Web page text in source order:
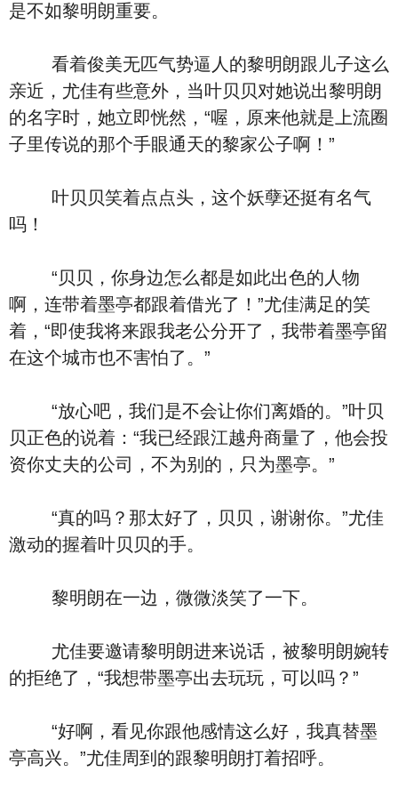
是不如黎明朗重要。
看着俊美无匹气势逼人的黎明朗跟儿子这么
亲近，尤佳有些意外，当叶贝贝对她说出黎明朗
的名字时，她立即恍然，“喔，原来他就是上流圈
子里传说的那个手眼通天的黎家公子啊！”
叶贝贝笑着点点头，这个妖孽还挺有名气
吗！
“贝贝，你身边怎么都是如此出色的人物
啊，连带着墨亭都跟着借光了！”尤佳满足的笑
着，“即使我将来跟我老公分开了，我带着墨亭留
在这个城市也不害怕了。”
“放心吧，我们是不会让你们离婚的。”叶贝
贝正色的说着：“我已经跟江越舟商量了，他会投
资你丈夫的公司，不为别的，只为墨亭。”
“真的吗？那太好了，贝贝，谢谢你。”尤佳
激动的握着叶贝贝的手。
黎明朗在一边，微微淡笑了一下。
尤佳要邀请黎明朗进来说话，被黎明朗婉转
的拒绝了，“我想带墨亭出去玩玩，可以吗？”
“好啊，看见你跟他感情这么好，我真替墨
亭高兴。”尤佳周到的跟黎明朗打着招呼。